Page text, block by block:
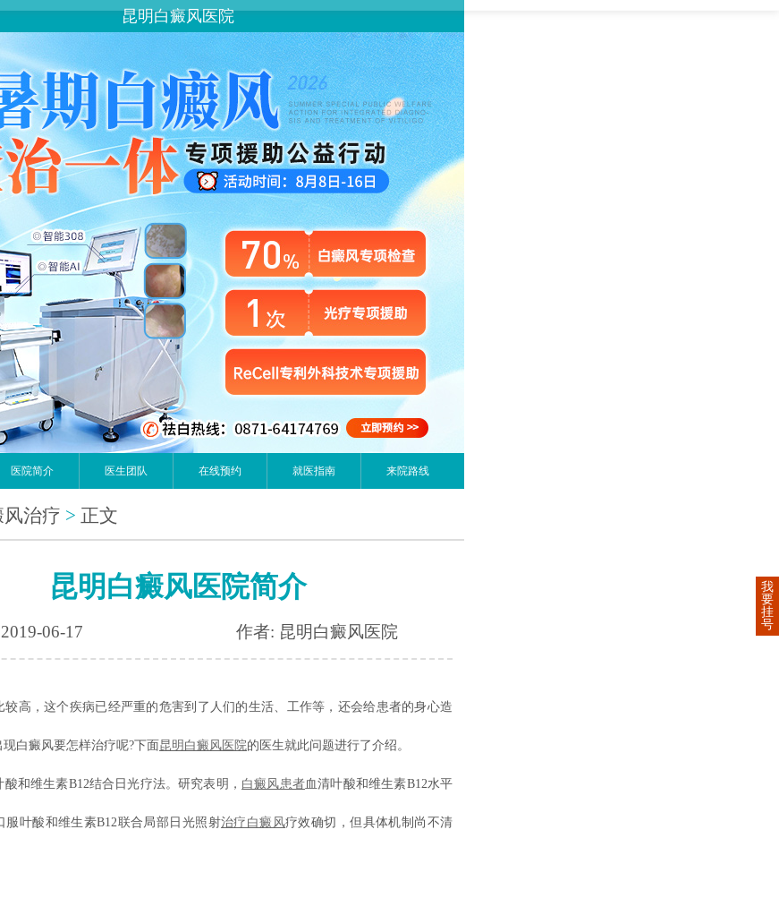
昆明白癜风医院
医院简介 医生团队 在线预约 就医指南 来院路线
风治疗 > 正文
昆明白癜风医院简介
06-17 作者: 昆明白癜风医院
较高，这个疾病已经严重的危害到了人们的生活、工作等，还会给患者的身心造
白癜风要怎样治疗呢?下面昆明白癜风医院的医生就此问题进行了介绍。
和维生素B12结合日光疗法。研究表明， 白癜风患者血清叶酸和维生素B12水平
服叶酸和维生素B12联合局部日光照射治疗白癜风疗效确切，但具体机制尚不清
我
要
挂
号